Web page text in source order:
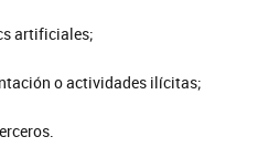
artificiales;
o actividades ilícitas;